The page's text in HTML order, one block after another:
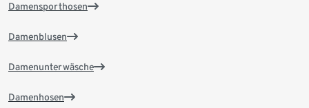
Damensporthosen
Damenblusen
Damenunterwäsche
Damenhosen